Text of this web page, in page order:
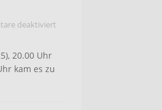
deaktiviert
20.00 Uhr
kam es zu